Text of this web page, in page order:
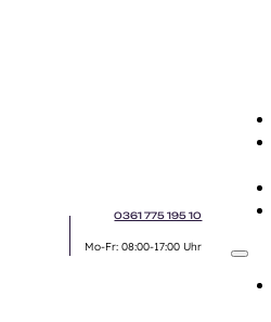
0361 775 195 10
Mo-Fr: 08:00-17:00 Uhr